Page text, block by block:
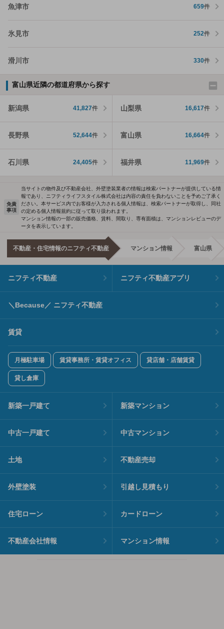
魚津市 659件
氷見市 252件
滑川市 330件
富山県近隣の都道府県から探す
新潟県 41,827件 山梨県 16,617件
長野県 52,644件 富山県 16,664件
石川県 24,405件 福井県 11,969件
免責
事項
当サイトの物件及び不動産会社、外壁塗装業者の情報は検索パートナーが提供している情
報であり、ニフティライフスタイル株式会社は内容の責任を負わないことを予めご了承く
ださい。本サービス内でお客様が入力される個人情報は、検索パートナーが取得し、同社
の定める個人情報規約に従って取り扱われます。
マンション情報の一部の販売価格、賃料、間取り、専有面積は、マンションレビューのデ
ータを表示しています。
不動産・住宅情報のニフティ不動産 マンション情報 富山県
ニフティ不動産 ニフティ不動産アプリ
＼Because／ ニフティ不動産
賃貸
月極駐車場 賃貸事務所・賃貸オフィス 貸店舗・店舗賃貸
貸し倉庫
新築一戸建て 新築マンション
中古一戸建て 中古マンション
土地 不動産売却
外壁塗装 引越し見積もり
住宅ローン カードローン
不動産会社情報 マンション情報